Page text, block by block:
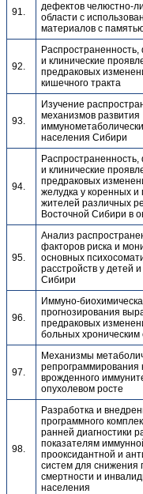
91.
дефектов челюстно-
области с
материалов с
92.
и клинические
предраковых
кишечного тракта
93.
Изучение
механизмов развития
населения Сибири
94.
и клинические
предраковых
желудка у коренных
жителей различных
Восточной Сибири в
95.
Анализ
факторов риска и
основных
расстройств у детей
Сибири
96.
Иммуно-
прогнозирования
предраковых
больных хроническим
97.
Механизмы
репрограммирования
врожденного
опухолевом росте
98.
Разработка и
программного
ранней диагностики
показателям
прооксидантной и
систем для снижения
смертности и
населения